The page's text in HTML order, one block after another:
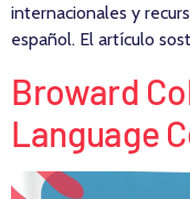
internacionales y
español. El artículo
Broward
Language